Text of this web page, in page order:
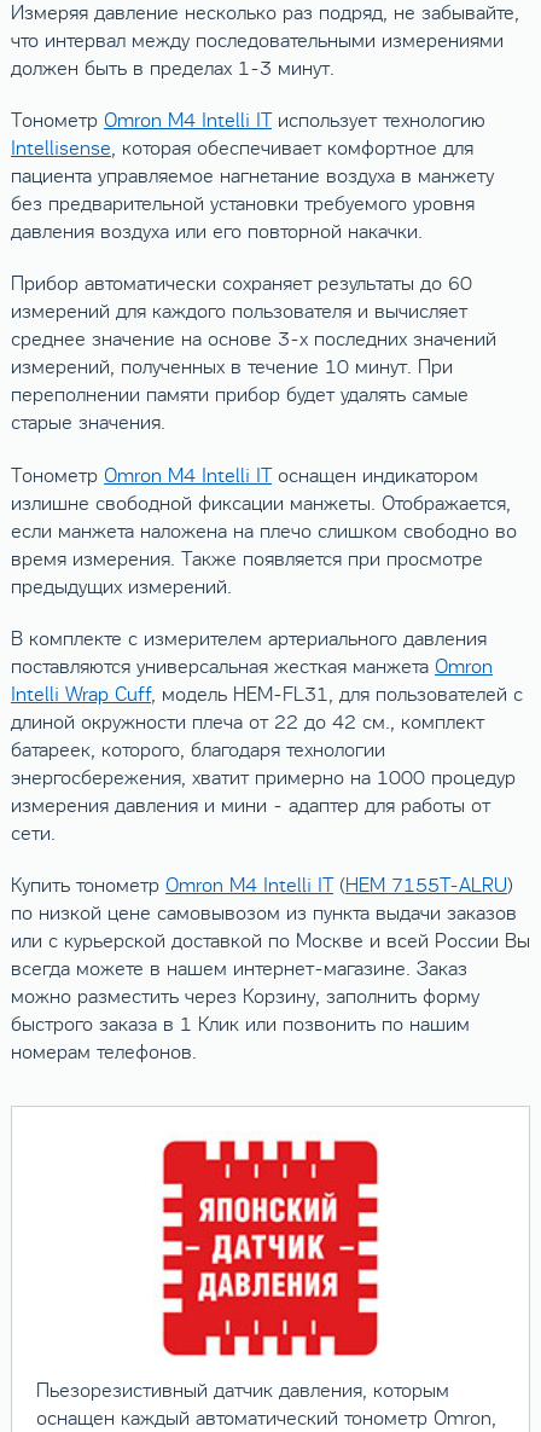
Измеряя давление несколько раз подряд, не забывайте,
что интервал между последовательными измерениями
должен быть в пределах 1-3 минут.
Тонометр Omron M4 Intelli ITиспользует технологию
Intellisense, которая обеспечивает комфортное для
пациента управляемое нагнетание воздуха в манжету
без предварительной установки требуемого уровня
давления воздуха или его повторной накачки.
Прибор автоматически сохраняет результаты до 60
измерений для каждого пользователя и вычисляет
среднее значение на основе 3-х последних значений
измерений, полученных в течение 10 минут. При
переполнении памяти прибор будет удалять самые
старые значения.
Тонометр Omron M4 Intelli ITоснащен индикатором
излишне свободной фиксации манжеты. Отображается,
если манжета наложена на плечо слишком свободно во
время измерения. Также появляется при просмотре
предыдущих измерений.
В комплекте с измерителем артериального давления
поставляются универсальная жесткая манжета Omron
Intelli Wrap Cuff, модель HEM-FL31, для пользователей с
длиной окружности плеча от 22 до 42 см., комплект
батареек, которого, благодаря технологии
энергосбережения, хватит примерно на 1000 процедур
измерения давления и мини - адаптер для работы от
сети.
Купить тонометр Omron M4 Intelli IT(HEM 7155T-ALRU)
по низкой цене самовывозом из пункта выдачи заказов
или с курьерской доставкой по Москве и всей России Вы
всегда можете в нашем интернет-магазине. Заказ
можно разместить через Корзину, заполнить форму
быстрого заказа в 1 Клик или позвонить по нашим
номерам телефонов.
Пьезорезистивный датчик давления, которым
оснащен каждый автоматический тонометр Omron,